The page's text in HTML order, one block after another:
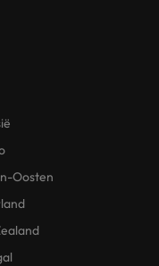
Oosten